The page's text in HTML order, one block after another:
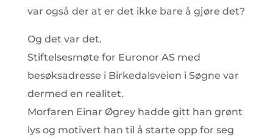
var også der at er det ikke bare å gjøre det?
Og det var det.
Stiftelsesmøte for Euronor AS med
besøksadresse i Birkedalsveien i Søgne var
dermed en realitet.
Morfaren Einar Øgrey hadde gitt han grønt
lys og motivert han til å starte opp for seg